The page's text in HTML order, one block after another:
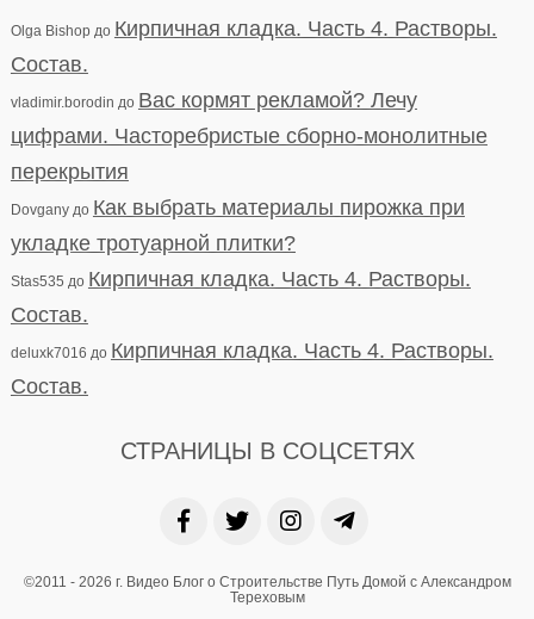
Olga Bishopдо Кирпичная кладка. Часть 4. Растворы.
Состав.
vladimir.borodin до Вас кормят рекламой? Лечу
цифрами. Часторебристые сборно-монолитные
перекрытия
Dovganyдо Как выбрать материалы пирожка при
укладке тротуарной плитки?
Stas535 до Кирпичная кладка. Часть 4. Растворы.
Состав.
deluxk7016 до Кирпичная кладка. Часть 4. Растворы.
Состав.
СТРАНИЦЫ В СОЦСЕТЯХ
©2011 - 2026 г. Видео Блог о Строительстве Путь Домой с Александром
Тереховым